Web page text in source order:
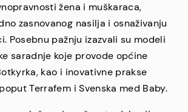
žena i muškaraca,
zasnovanog nasilja i osnaživanju
Posebnu pažnju izazvali su modeli
saradnje koje provode općine
kao i inovativne prakse
Terrafem i Svenska med Baby.